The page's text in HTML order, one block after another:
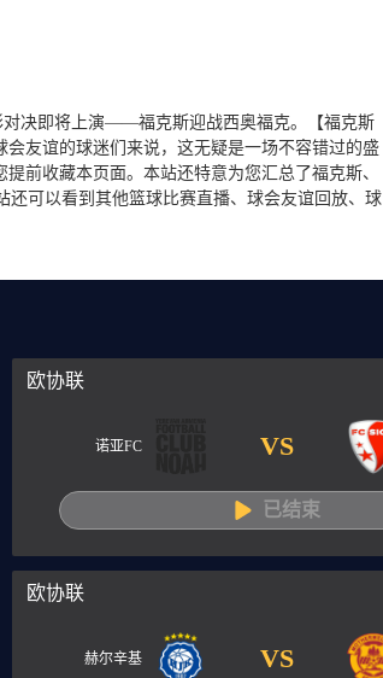
对决即将上演——福克斯迎战西奥福克。【福克斯
友谊的球迷们来说，这无疑是一场不容错过的盛
前收藏本页面。本站还特意为您汇总了福克斯、
可以看到其他篮球比赛直播、球会友谊回放、球
欧协联
诺亚FC VS
已结束
欧协联
赫尔辛基 VS